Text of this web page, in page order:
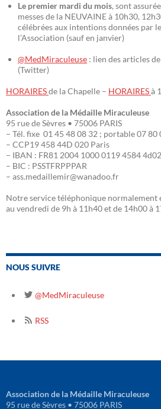
Le premier mardi du mois, sont
messes de la NEUVAINE à 10h30,
célébrées aux intentions données par
l’Association (sauf en janvier)
@MedMiraculeuse : lien des articles
(Twitter)
HORAIRESde la Chapelle – HORAIRESà
Association de la Médaille Miraculeuse
95 rue de Sèvres • 75006 PARIS
– Tél. fixe 01 45 48 08 32 ; portable 07 80
– CCP19 458 44D 020 Paris
– IBAN : FR81 2004 1000 0119 4584
– BIC : PSSTFRPPPAR
– ass.medaillemir@wanadoo.fr
Notre service téléphonique normalement
au vendredi de 9h à 11h40 et de 14h00 à
NOUS SUIVRE
@MedMiraculeuse
RSS
Association de la Médaille Miraculeuse
95 rue de Sèvres • 75006 PARIS